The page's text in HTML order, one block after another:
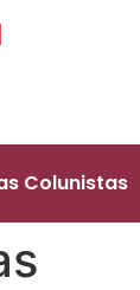
Colunistas